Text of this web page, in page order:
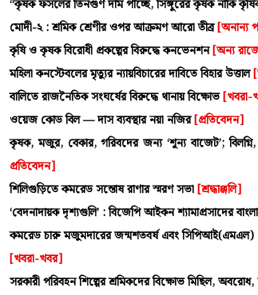
“কৃষক ফসলের তিনগুণ দাম পাচ্ছে, সিঙ্গুরের কৃষক নাকি
মোদী-২ : শ্রমিক শ্রেণীর ওপর আক্রমণ আরো তীব্র[অনান্য
কৃষি ও কৃষক বিরোধী প্রকল্পের বিরুদ্ধে কনভেনশন[অন্য
মহিলা কনস্টেবলের মৃত্যুর ন্যায়বিচারের দাবিতে বিহার উত্তাল
বালিতে রাজনৈতিক সংঘর্ষের বিরুদ্ধে থানায় বিক্ষোভ[খবরা-
ওয়েজ কোড বিল — দাস ব্যবস্থার নয়া নজির[প্রতিবেদন]
কৃষক, মজুর, বেকার, গরিবদের জন্য ‘শূন্য বাজেট’;
প্রতিবেদন]
শিলিগুড়িতে কমরেড সন্তোষ রাণার স্মরণ সভা[শ্রদ্ধাঞ্জলি]
‘বেদনাদায়ক দৃশ্যগুলি’ : বিজেপি আইকন শ্যামাপ্রসাদের
কমরেড চারু মজুমদারের জন্মশতবর্ষ এবং সিপিআই(এমএল)
[খবরা-খবর]
সরকারী পরিবহন শিল্পের শ্রমিকদের বিক্ষোভ মিছিল,